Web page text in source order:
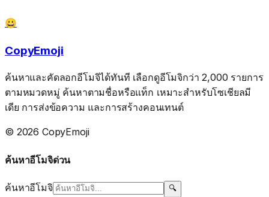
😀
CopyEmoji
ค้นหาและคัดลอกอีโมจิได้ทันที เลือกดูอีโมจิกว่า 2,000 รายการ
ตามหมวดหมู่ ค้นหาตามชื่อหรือแท็ก เหมาะสำหรับโซเชียลมี
เดีย การส่งข้อความ และการสร้างคอนเทนต์
© 2026 CopyEmoji
ค้นหาอีโมจิด่วน
ค้นหาอีโมจิ 🔍